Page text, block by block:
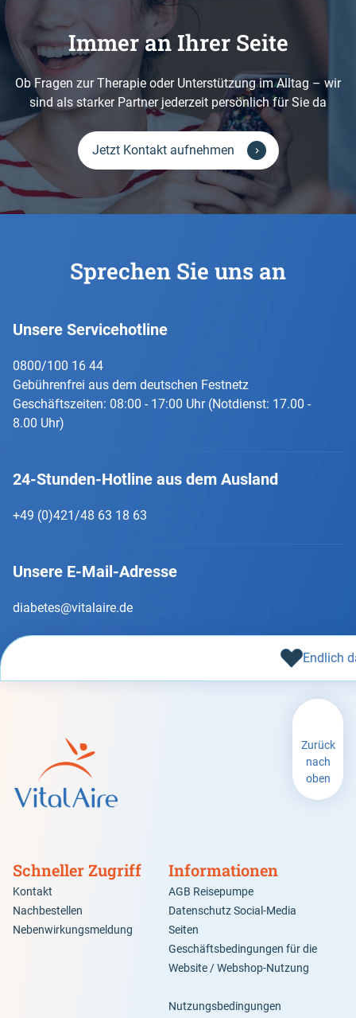
Endlich
Immer an Ihrer Seite
Ob Fragen zur Therapie oder Unterstützung im Alltag – wir
sind als starker Partner jederzeit persönlich für Sie da
Jetzt Kontakt aufnehmen
Sprechen Sie uns an
Unsere Servicehotline
0800/100 16 44
Gebührenfrei aus dem deutschen Festnetz
Geschäftszeiten: 08:00 - 17:00 Uhr (Notdienst: 17.00 -
8.00 Uhr)
24-Stunden-Hotline aus dem Ausland
+49 (0)421/48 63 18 63
Unsere E-Mail-Adresse
diabetes@vitalaire.de
Schneller Zugriff
Kontakt
Nachbestellen
Nebenwirkungsmeldung
Informationen
AGB Reisepumpe
Datenschutz Social-Media
Seiten
Geschäftsbedingungen für die
Website / Webshop-Nutzung
Nutzungsbedingungen
Zurück
nach
oben